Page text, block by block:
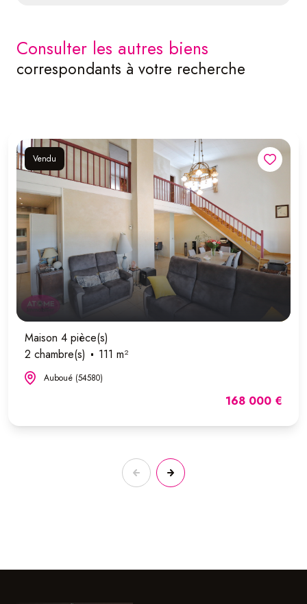
consulter les autres biens
correspondants à votre recherche
Vendu
Maison 4 pièce(s)
2 chambre(s)
111 m²
Auboué (54580)
168 000 €